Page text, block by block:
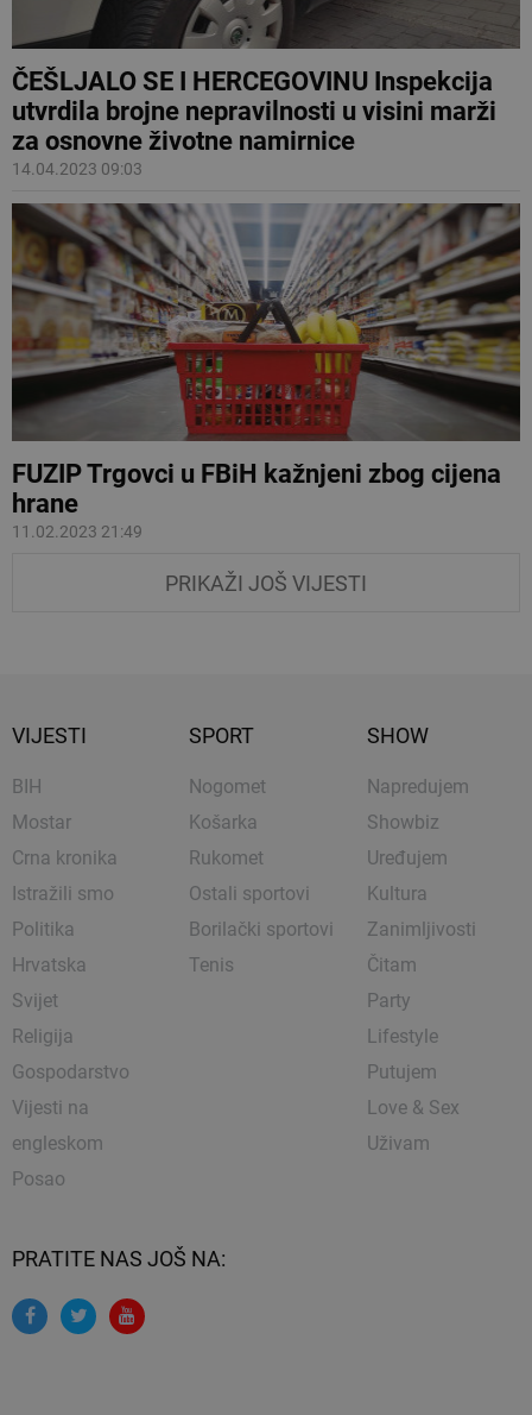
ČEŠLJALO SE I HERCEGOVINU Inspekcija
utvrdila brojne nepravilnosti u visini marži
za osnovne životne namirnice
14.04.2023 09:03
FUZIP Trgovci u FBiH kažnjeni zbog cijena
hrane
11.02.2023 21:49
PRIKAŽI JOŠ VIJESTI
VIJESTI
BIH
Mostar
Crna kronika
Istražili smo
Politika
Hrvatska
Svijet
Religija
Gospodarstvo
Vijesti na
engleskom
Posao
SPORT
Nogomet
Košarka
Rukomet
Ostali sportovi
Borilački sportovi
Tenis
SHOW
Napredujem
Showbiz
Uređujem
Kultura
Zanimljivosti
Čitam
Party
Lifestyle
Putujem
Love & Sex
Uživam
PRATITE NAS JOŠ NA: